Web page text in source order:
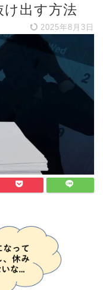
け出す方法
2025年8月3日